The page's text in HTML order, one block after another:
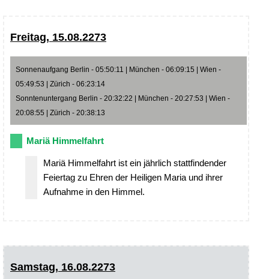
Freitag, 15.08.2273
Sonnenaufgang Berlin - 05:50:11 | München - 06:09:15 | Wien -
05:49:53 | Zürich - 06:23:14
Sonntenuntergang Berlin - 20:32:22 | München - 20:27:53 | Wien -
20:08:55 | Zürich - 20:38:13
Mariä Himmelfahrt
Mariä Himmelfahrt ist ein jährlich stattfindender
Feiertag zu Ehren der Heiligen Maria und ihrer
Aufnahme in den Himmel.
Samstag, 16.08.2273